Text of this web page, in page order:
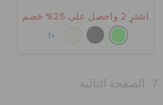
اشترِ 2 واحصل على 25% خصم
+1
7 الصفحة التالية